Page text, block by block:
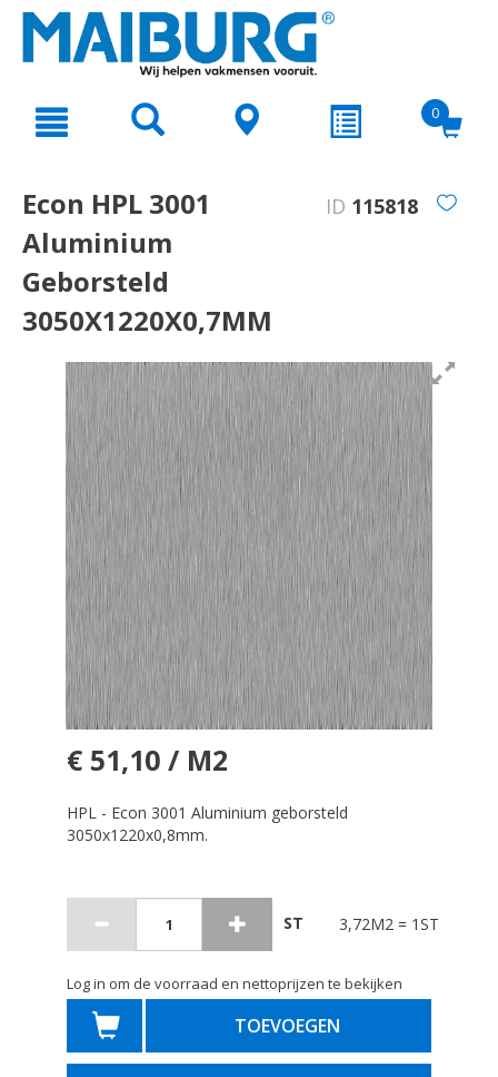
text.skipToNavigation
0
Econ HPL 3001
Aluminium
Geborsteld
3050X1220X0,7MM
ID 115818
€ 51,10 / M2
HPL - Econ 3001 Aluminium geborsteld
3050x1220x0,8mm.
ST 3,72M2 = 1ST
Log in om de voorraad en nettoprijzen te bekijken
TOEVOEGEN